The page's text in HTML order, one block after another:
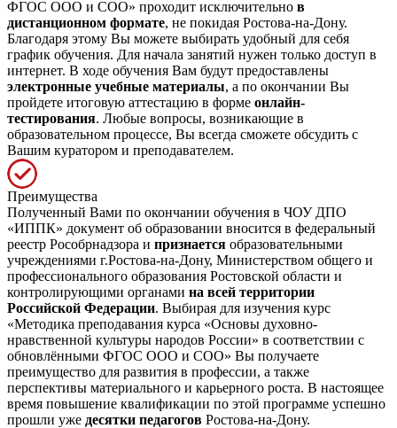
ФГОС ООО и СОО» проходит исключительно в
дистанционном формате, не покидая Ростова-на-Дону.
Благодаря этому Вы можете выбирать удобный для себя
график обучения. Для начала занятий нужен только доступ в
интернет. В ходе обучения Вам будут предоставлены
электронные учебные материалы, а по окончании Вы
пройдете итоговую аттестацию в форме онлайн-
тестирования. Любые вопросы, возникающие в
образовательном процессе, Вы всегда сможете обсудить с
Вашим куратором и преподавателем.
Преимущества
Полученный Вами по окончании обучения в ЧОУ ДПО
«ИППК» документ об образовании вносится в федеральный
реестр Рособрнадзора и признается образовательными
учреждениями г.Ростова-на-Дону, Министерством общего и
профессионального образования Ростовской области и
контролирующими органами на всей территории
Российской Федерации. Выбирая для изучения курс
«Методика преподавания курса «Основы духовно-
нравственной культуры народов России» в соответствии с
обновлёнными ФГОС ООО и СОО» Вы получаете
преимущество для развития в профессии, а также
перспективы материального и карьерного роста. В настоящее
время повышение квалификации по этой программе успешно
прошли уже десятки педагогов Ростова-на-Дону.